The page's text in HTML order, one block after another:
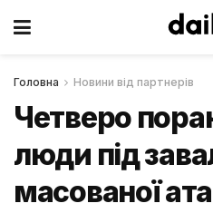
Головна Новини від партнерів
Четверо
люди під
масованої